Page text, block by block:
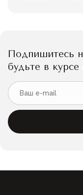
Подпишитесь
будьте в курсе